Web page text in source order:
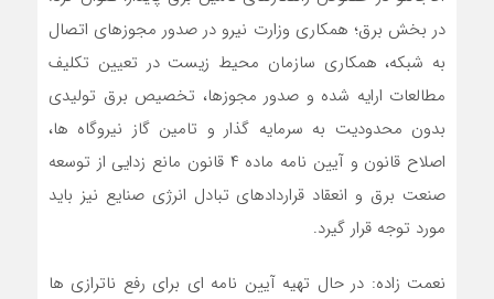
در بخش برق؛ همکاری وزارت نیرو در صدور مجوزهای اتصال
به شبکه، همکاری سازمان محیط زیست در تعیین تکلیف
مطالعات ارایه شده و صدور مجوزها، تخصیص برق تولیدی
بدون محدودیت به سرمایه گذار و تامین گاز نیروگاه ها،
اصلاح قانون و آیین نامه ماده ۴ قانون مانع زدایی از توسعه
صنعت برق و انعقاد قراردادهای تبادل انرژی صنایع نیز باید
مورد توجه قرار گیرد.
نعمت زاده: در حال تهیه آیین نامه ای برای رفع ناترازی ها